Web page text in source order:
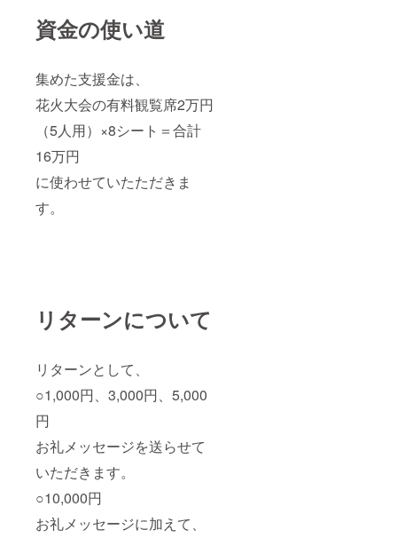
資金の使い道
集めた支援金は、
花火大会の有料観覧席2万円
（5人用）×8シート＝合計
16万円
に使わせていたただきま
す。
リターンについて
リターンとして、
○1,000円、3,000円、5,000
円
お礼メッセージを送らせて
いただきます。
○10,000円
お礼メッセージに加えて、